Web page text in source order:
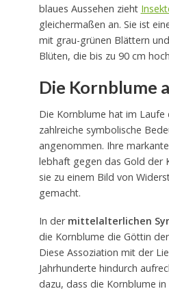
blaues Aussehen zieht
gleichermaßen an. Sie ist
mit grau-grünen Blättern
Blüten, die bis zu 90 cm
Die Kornblume
Die Kornblume hat im Laufe
zahlreiche symbolische
angenommen. Ihre
lebhaft gegen das Gold der
sie zu einem Bild von
gemacht.
In der mittelalterlichen
die Kornblume die Göttin
Diese Assoziation mit der
Jahrhunderte hindurch
dazu, dass die Kornblume